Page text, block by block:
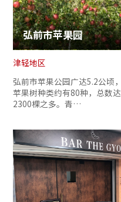
弘前市苹果园
津轻地区
弘前市苹果公园广达5.2公顷，
苹果树种类约有80种，总数达
2300棵之多。青…